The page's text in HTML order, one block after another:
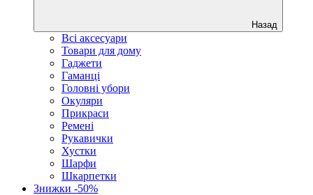
Назад
Всі аксесуари
Товари для дому
Гаджети
Гаманці
Головні убори
Окуляри
Прикраси
Ремені
Рукавички
Хустки
Шарфи
Шкарпетки
Знижки -50%